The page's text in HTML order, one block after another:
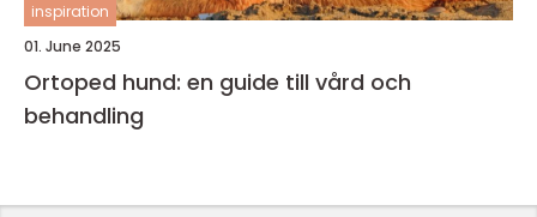
inspiration
01. June 2025
Ortoped hund: en guide till vård och
behandling